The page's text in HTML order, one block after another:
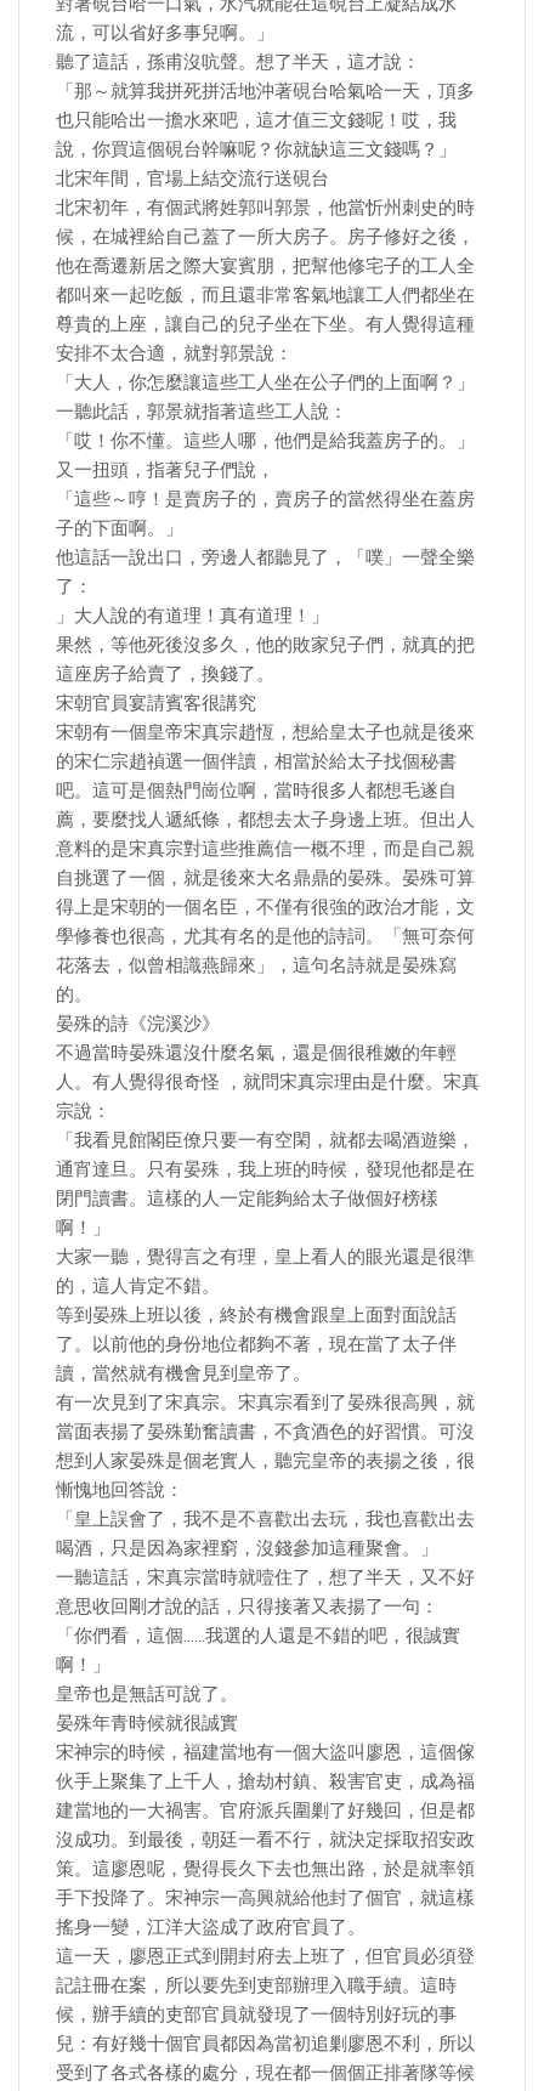
流，可以省好多事兒啊。」
聽了這話，孫甫沒吭聲。想了半天，這才說：
「那～就算我拼死拼活地沖著硯台哈氣哈一天，頂多
也只能哈出一擔水來吧，這才值三文錢呢！哎，我
說，你買這個硯台幹嘛呢？你就缺這三文錢嗎？」
北宋年間，官場上結交流行送硯台
北宋初年，有個武將姓郭叫郭景，他當忻州刺史的時
候，在城裡給自己蓋了一所大房子。房子修好之後，
他在喬遷新居之際大宴賓朋，把幫他修宅子的工人全
都叫來一起吃飯，而且還非常客氣地讓工人們都坐在
尊貴的上座，讓自己的兒子坐在下坐。有人覺得這種
安排不太合適，就對郭景說：
「大人，你怎麼讓這些工人坐在公子們的上面啊？」
一聽此話，郭景就指著這些工人說：
「哎！你不懂。這些人哪，他們是給我蓋房子的。」
又一扭頭，指著兒子們說，
「這些～哼！是賣房子的，賣房子的當然得坐在蓋房
子的下面啊。」
他這話一說出口，旁邊人都聽見了，「噗」一聲全樂
了：
」大人說的有道理！真有道理！」
果然，等他死後沒多久，他的敗家兒子們，就真的把
這座房子給賣了，換錢了。
宋朝官員宴請賓客很講究
宋朝有一個皇帝宋真宗趙恆，想給皇太子也就是後來
的宋仁宗趙禎選一個伴讀，相當於給太子找個秘書
吧。這可是個熱門崗位啊，當時很多人都想毛遂自
薦，要麼找人遞紙條，都想去太子身邊上班。但出人
意料的是宋真宗對這些推薦信一概不理，而是自己親
自挑選了一個，就是後來大名鼎鼎的晏殊。晏殊可算
得上是宋朝的一個名臣，不僅有很強的政治才能，文
學修養也很高，尤其有名的是他的詩詞。「無可奈何
花落去，似曾相識燕歸來」，這句名詩就是晏殊寫
的。
晏殊的詩《浣溪沙》
不過當時晏殊還沒什麼名氣，還是個很稚嫩的年輕
人。有人覺得很奇怪 ，就問宋真宗理由是什麼。宋真
宗說：
「我看見館閣臣僚只要一有空閑，就都去喝酒遊樂，
通宵達旦。只有晏殊，我上班的時候，發現他都是在
閉門讀書。這樣的人一定能夠給太子做個好榜樣
啊！」
大家一聽，覺得言之有理，皇上看人的眼光還是很準
的，這人肯定不錯。
等到晏殊上班以後，終於有機會跟皇上面對面說話
了。以前他的身份地位都夠不著，現在當了太子伴
讀，當然就有機會見到皇帝了。
有一次見到了宋真宗。宋真宗看到了晏殊很高興，就
當面表揚了晏殊勤奮讀書，不貪酒色的好習慣。可沒
想到人家晏殊是個老實人，聽完皇帝的表揚之後，很
慚愧地回答說：
「皇上誤會了，我不是不喜歡出去玩，我也喜歡出去
喝酒，只是因為家裡窮，沒錢參加這種聚會。」
一聽這話，宋真宗當時就噎住了，想了半天，又不好
意思收回剛才說的話，只得接著又表揚了一句：
「你們看，這個……我選的人還是不錯的吧，很誠實
啊！」
皇帝也是無話可說了。
晏殊年青時候就很誠實
宋神宗的時候，福建當地有一個大盜叫廖恩，這個傢
伙手上聚集了上千人，搶劫村鎮、殺害官吏，成為福
建當地的一大禍害。官府派兵圍剿了好幾回，但是都
沒成功。到最後，朝廷一看不行，就決定採取招安政
策。這廖恩呢，覺得長久下去也無出路，於是就率領
手下投降了。宋神宗一高興就給他封了個官，就這樣
搖身一變，江洋大盜成了政府官員了。
這一天，廖恩正式到開封府去上班了，但官員必須登
記註冊在案，所以要先到吏部辦理入職手續。這時
候，辦手續的吏部官員就發現了一個特別好玩的事
兒：有好幾十個官員都因為當初追剿廖恩不利，所以
受到了各式各樣的處分，現在都一個個正排著隊等候